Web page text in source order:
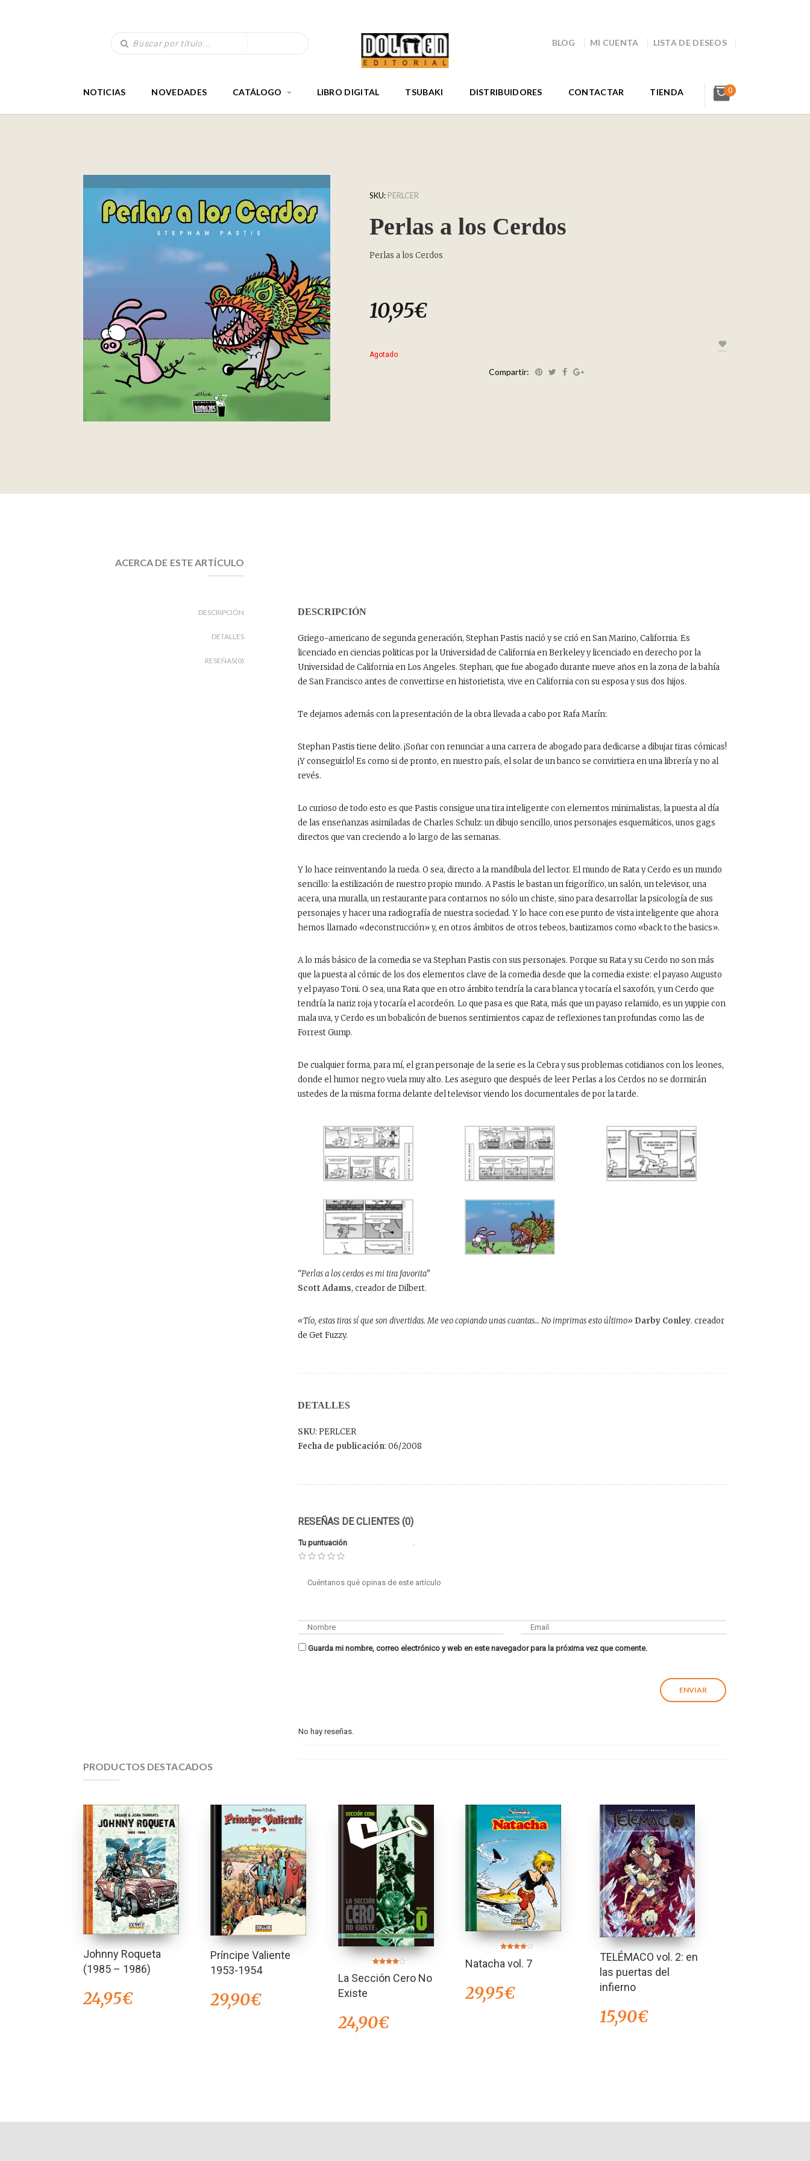
BLOG MI CUENTA LISTA DE DESEOS
NOTICIAS NOVEDADES CATÁLOGO LIBRO DIGITAL TSUBAKI DISTRIBUIDORES CONTACTAR TIENDA 0
SKU: PERLCER
Perlas a los Cerdos
Perlas a los Cerdos
10,95€
Agotado
Compartir:
ACERCA DE ESTE ARTÍCULO
DESCRIPCIÓN
DETALLES
RESEÑAS(0)
DESCRIPCIÓN
Griego-americano de segunda generación, Stephan Pastis nació y se crió en San Marino, California. Es
licenciado en ciencias politicas por la Universidad de California en Berkeley y licenciado en derecho por la
Universidad de California en Los Angeles. Stephan, que fue abogado durante nueve años en la zona de la bahía
de San Francisco antes de convertirse en historietista, vive en California con su esposa y sus dos hijos.
Te dejamos además con la presentación de la obra llevada a cabo por Rafa Marín:
Stephan Pastis tiene delito. ¡Soñar con renunciar a una carrera de abogado para dedicarse a dibujar tiras cómicas!
¡Y conseguirlo! Es como si de pronto, en nuestro país, el solar de un banco se convirtiera en una librería y no al
revés.
Lo curioso de todo esto es que Pastis consigue una tira inteligente con elementos minimalistas, la puesta al día
de las enseñanzas asimiladas de Charles Schulz: un dibujo sencillo, unos personajes esquemáticos, unos gags
directos que van creciendo a lo largo de las semanas.
Y lo hace reinventando la rueda. O sea, directo a la mandíbula del lector. El mundo de Rata y Cerdo es un mundo
sencillo: la estilización de nuestro propio mundo. A Pastis le bastan un frigorífico, un salón, un televisor, una
acera, una muralla, un restaurante para contarnos no sólo un chiste, sino para desarrollar la psicología de sus
personajes y hacer una radiografía de nuestra sociedad. Y lo hace con ese punto de vista inteligente que ahora
hemos llamado «deconstrucción» y, en otros ámbitos de otros tebeos, bautizamos como «back to the basics».
A lo más básico de la comedia se va Stephan Pastis con sus personajes. Porque su Rata y su Cerdo no son más
que la puesta al cómic de los dos elementos clave de la comedia desde que la comedia existe: el payaso Augusto
y el payaso Toni. O sea, una Rata que en otro ámbito tendría la cara blanca y tocaría el saxofón, y un Cerdo que
tendría la nariz roja y tocaría el acordeón. Lo que pasa es que Rata, más que un payaso relamido, es un yuppie con
mala uva, y Cerdo es un bobalicón de buenos sentimientos capaz de reflexiones tan profundas como las de
Forrest Gump.
De cualquier forma, para mí, el gran personaje de la serie es la Cebra y sus problemas cotidianos con los leones,
donde el humor negro vuela muy alto. Les aseguro que después de leer Perlas a los Cerdos no se dormirán
ustedes de la misma forma delante del televisor viendo los documentales de por la tarde.
“Perlas a los cerdos es mi tira favorita”
Scott Adams, creador de Dilbert.
«Tío, estas tiras sí que son divertidas. Me veo copiando unas cuantas… No imprimas esto último» Darby Conley. creador
de Get Fuzzy.
DETALLES
SKU: PERLCER
Fecha de publicación: 06/2008
RESEÑAS DE CLIENTES (0)
Tu puntuación
Guarda mi nombre, correo electrónico y web en este navegador para la próxima vez que comente.
No hay reseñas.
PRODUCTOS DESTACADOS
Johnny Roqueta
(1985 – 1986)
24,95€
Príncipe Valiente
1953-1954
29,90€
en
4.00
La Sección Cero No
Existe
24,90€
en
4.00
Natacha vol. 7
29,95€
TELÉMACO vol. 2: en
las puertas del
infierno
15,90€